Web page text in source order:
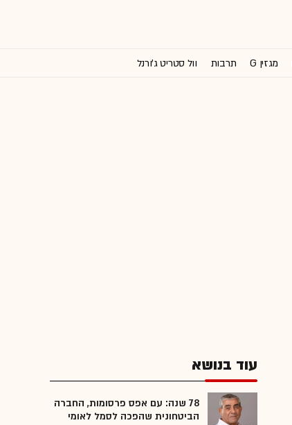
מגזין G תרבות וול סטריט ג'ורנל
עוד בנושא
78 שנה: עם אפס פרסומות, החברה
הביטחונית שהפכה לסמל לאומי